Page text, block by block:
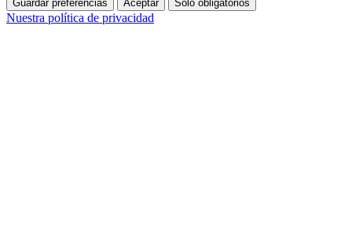
Guardar preferencias Aceptar Sólo obligatorios
Nuestra política de privacidad